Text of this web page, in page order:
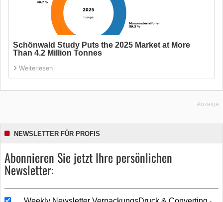
Schönwald Study Puts the 2025 Market at More
Than 4.2 Million Tonnes
Weiterlesen
Anzeige
NEWSLETTER FÜR PROFIS
Abonnieren Sie jetzt Ihre persönlichen
Newsletter: